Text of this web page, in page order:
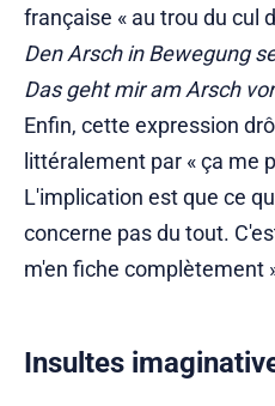
française « au trou du cul
Den Arsch in Bewegung
Das geht mir am Arsch
Enfin, cette expression
littéralement par « ça me
L'implication est que ce
concerne pas du tout.
m'en fiche complètement
Insultes